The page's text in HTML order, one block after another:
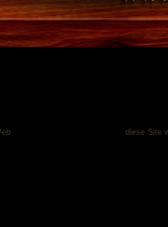
diese Site